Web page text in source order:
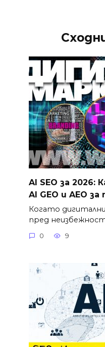
AI SEO за 2026:
AI GEO и AEO
Когато
пред
0 9